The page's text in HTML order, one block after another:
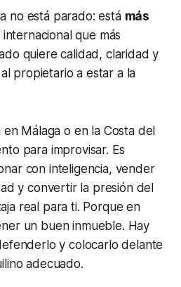
no está parado: está más
que más
quiere calidad, claridad y
propietario a estar a la
Málaga o en la Costa del
para improvisar. Es
con inteligencia, vender
y convertir la presión del
real para ti. Porque en
un buen inmueble. Hay
y colocarlo delante
adecuado.